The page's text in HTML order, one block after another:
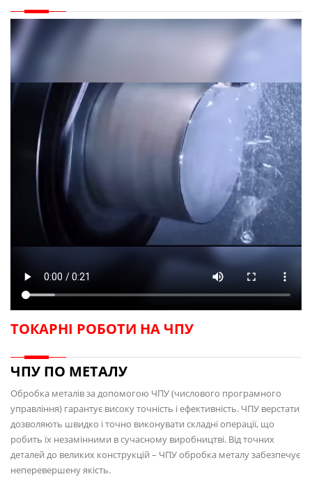
ТОКАРНІ РОБОТИ НА ЧПУ
ЧПУ ПО МЕТАЛУ
Обробка металів за допомогою ЧПУ (числового програмного
управління) гарантує високу точність і ефективність. ЧПУ верстати
дозволяють швидко і точно виконувати складні операції, що
робить їх незамінними в сучасному виробництві. Від точних
деталей до великих конструкцій – ЧПУ обробка металу забезпечує
неперевершену якість.